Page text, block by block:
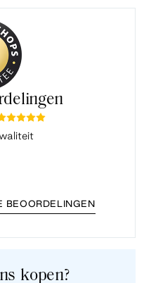
BEOORDELINGEN
kopen?